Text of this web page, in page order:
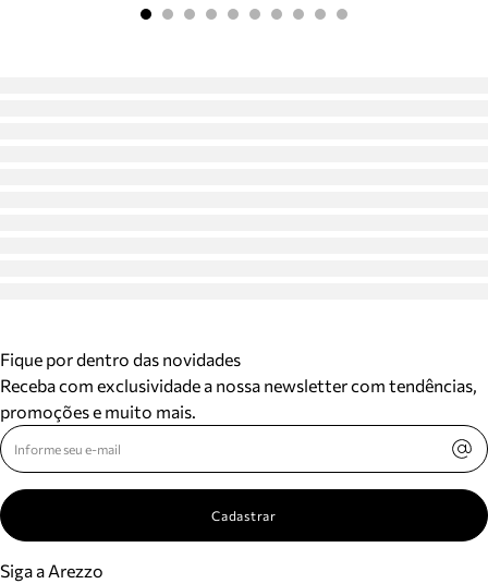
Fique por dentro das novidades
Receba com exclusividade a nossa newsletter com tendências,
promoções e muito mais.
Cadastrar
Siga a Arezzo